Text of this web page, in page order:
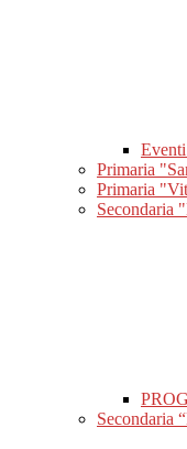
Primaria
Primaria
Secondaria
Secondaria